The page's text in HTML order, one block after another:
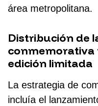
área metropolitana.
Distribución de
conmemorativa
edición limitada
La estrategia de
incluía el